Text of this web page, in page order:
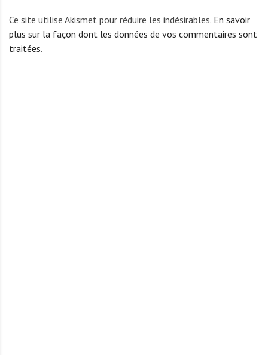
Ce site utilise Akismet pour réduire les indésirables. En savoir
plus sur la façon dont les données de vos commentaires sont
traitées.